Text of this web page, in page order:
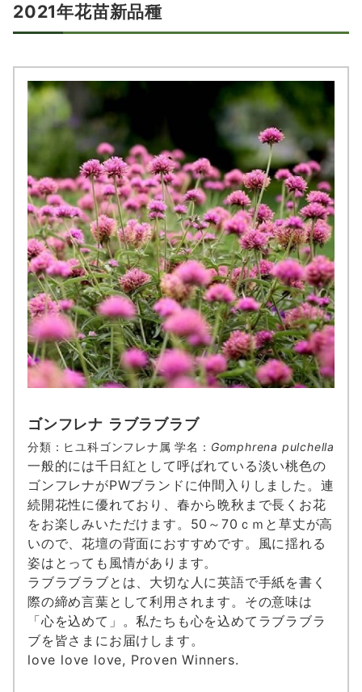
2021年花苗新品種
ゴンフレナ ラブラブラブ
分類：ヒユ科ゴンフレナ属 学名： Gomphrena pulchella
一般的には千日紅として呼ばれている淡い桃色の
ゴンフレナがPWブランドに仲間入りしました。連
続開花性に優れており、春から晩秋まで長くお花
をお楽しみいただけます。50～70ｃｍと草丈が高
いので、花壇の背面におすすめです。風に揺れる
姿はとっても風情があります。
ラブラブラブとは、大切な人に英語で手紙を書く
際の締め言葉として利用されます。その意味は
「心を込めて」。私たちも心を込めてラブラブラ
ブを皆さまにお届けします。
love love love, Proven Winners.